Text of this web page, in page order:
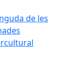
de les